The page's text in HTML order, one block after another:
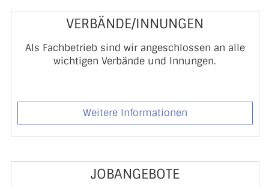
VERBÄNDE/INNUNGEN
Als Fachbetrieb sind wir angeschlossen an alle
wichtigen Verbände und Innungen.
Weitere Informationen
JOBANGEBOTE